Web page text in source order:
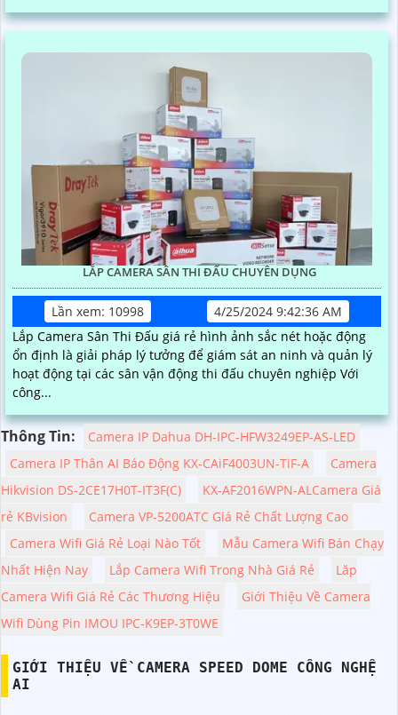
LẮP CAMERA SÂN THI ĐẤU CHUYÊN DỤNG
Lần xem: 10998
4/25/2024 9:42:36 AM
Lắp Camera Sân Thi Đấu giá rẻ hình ảnh sắc nét hoặc động
ổn định là giải pháp lý tưởng để giám sát an ninh và quản lý
hoạt động tại các sân vận động thi đấu chuyên nghiệp Với
công...
Thông Tin:
Camera IP Dahua DH-IPC-HFW3249EP-AS-LED
Camera IP Thân AI Báo Động KX-CAiF4003UN-TiF-A
Camera
Hikvision DS-2CE17H0T-IT3F(C)
KX-AF2016WPN-ALCamera Giá
rẻ KBvision
Camera VP-5200ATC Giá Rẻ Chất Lượng Cao
Camera Wifi Giá Rẻ Loại Nào Tốt
Mẫu Camera Wifi Bán Chạy
Nhất Hiện Nay
Lắp Camera Wifi Trong Nhà Giá Rẻ
Lăp
Camera Wifi Giá Rẻ Các Thương Hiệu
Giới Thiệu Về Camera
Wifi Dùng Pin IMOU IPC-K9EP-3T0WE
GIỚI THIỆU VỀ CAMERA SPEED DOME CÔNG NGHỆ
AI